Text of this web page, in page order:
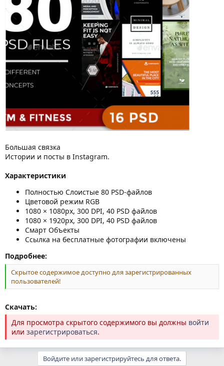
Большая связка
Истории и посты в Instagram.
Характеристики
Полностью Слоистые 80 PSD-файлов
Цветовой режим RGB
1080 × 1080px, 300 DPI, 40 PSD файлов
1080 × 1920px, 300 DPI, 40 PSD файлов
Смарт Объекты
Ссылка на бесплатные фотографии включены
Подробнее:
Скрытое содержимое доступно для зарегистрированных
пользователей!
Скачать:
Для просмотра скрытого содержимого вы должны войти
или зарегистрироваться.
Войдите или зарегистрируйтесь для ответа.